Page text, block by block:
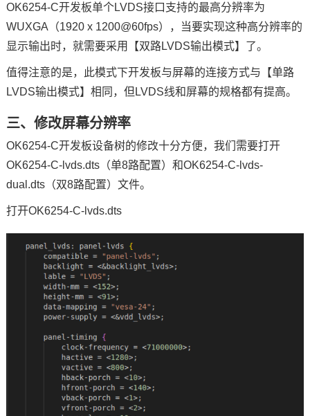
OK6254-C开发板单个LVDS接口支持的最高分辨率为
WUXGA（1920 x 1200@60fps），当要实现这种高分辨率的
显示输出时，就需要采用【双路LVDS输出模式】了。
值得注意的是，此模式下开发板与屏幕的连接方式与【单路
LVDS输出模式】相同，但LVDS线和屏幕的规格都有提高。
三、 修改屏幕分辨率
OK6254-C开发板设备树的修改十分方便，我们需要打开
OK6254-C-lvds.dts（单8路配置）和OK6254-C-lvds-
dual.dts（双8路配置）文件。
打开OK6254-C-lvds.dts